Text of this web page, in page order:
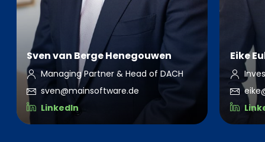
Sven van Berge Henegouwen
Managing Partner & Head of DACH
sven@mainsoftware.de
LinkedIn
Eike